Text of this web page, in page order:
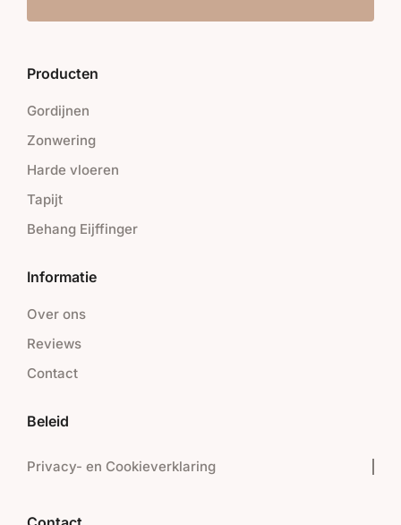
Producten
Gordijnen
Zonwering
Harde vloeren
Tapijt
Behang Eijffinger
Informatie
Over ons
Reviews
Contact
Beleid
Privacy- en Cookieverklaring